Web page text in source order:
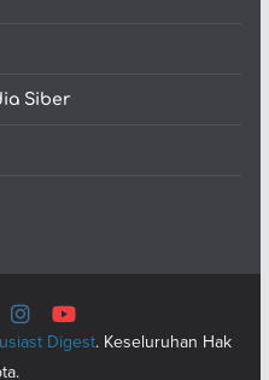
Siber
Digest. Keseluruhan Hak